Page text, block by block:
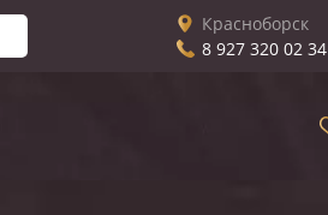
Красноборск
8 927 320 02 34